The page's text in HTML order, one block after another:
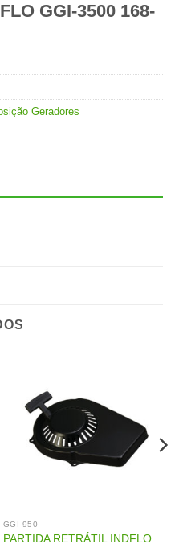
GGI-3500 168-
Geradores
GGI 950
PARTIDA RETRÁTIL INDFLO